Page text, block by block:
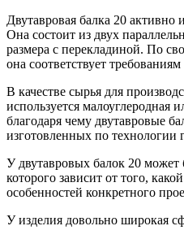
Двутавровая балка 20 активно
Она состоит из двух
размера с перекладиной. По
она соответствует
В качестве сырья для
используется малоуглеродная
благодаря чему двутавровые
изготовленных по технологии
У двутавровых балок 20 может
которого зависит от того,
особенностей конкретного
У изделия довольно широкая